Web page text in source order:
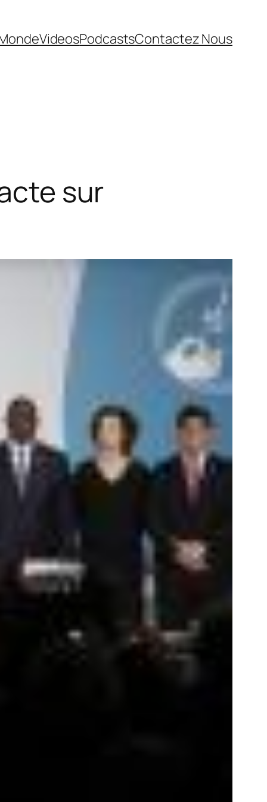
VideosPodcastsContactez Nous
sur